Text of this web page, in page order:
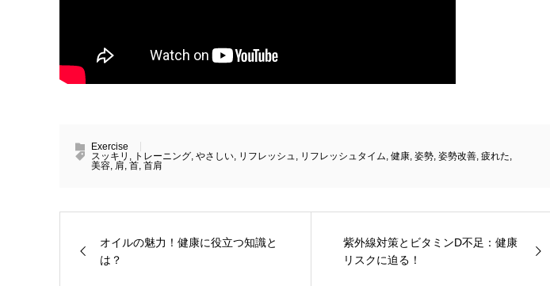
Exercise
スッキリ , トレーニング, やさしい, リフレッシュ, リフレッシュタイム, 健康, 姿勢, 姿勢改善, 疲れた,
美容, 肩, 首, 首肩
オイルの魅力！健康に役立つ知識と
は？
紫外線対策とビタミンD不足：健康
リスクに迫る！